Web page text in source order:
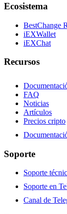
Ecosistema
BestChange
iEXWallet
iEXChat
Recursos
FAQ
Noticias
Artículos
Precios cripto
Soporte
Soporte
Soporte en
Canal de